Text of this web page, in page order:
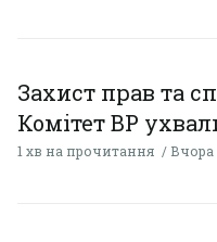
Захист прав та
Комітет ВР
1 хв на прочитання Вчора